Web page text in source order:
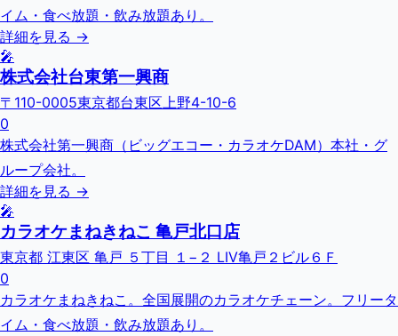
イム・食べ放題・飲み放題あり。
詳細を見る →
🎤
株式会社台東第一興商
〒110-0005東京都台東区上野4-10-6
0
株式会社第一興商（ビッグエコー・カラオケDAM）本社・グ
ループ会社。
詳細を見る →
🎤
カラオケまねきねこ 亀戸北口店
東京都 江東区 亀戸 ５丁目 １−２ LIV亀戸２ビル６Ｆ
0
カラオケまねきねこ。全国展開のカラオケチェーン。フリータ
イム・食べ放題・飲み放題あり。